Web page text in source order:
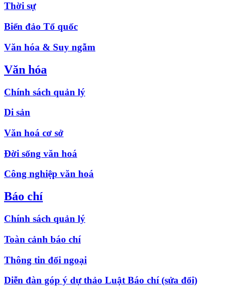
Thời sự
Biển đảo Tổ quốc
Văn hóa & Suy ngẫm
Văn hóa
Chính sách quản lý
Di sản
Văn hoá cơ sở
Đời sống văn hoá
Công nghiệp văn hoá
Báo chí
Chính sách quản lý
Toàn cảnh báo chí
Thông tin đối ngoại
Diễn đàn góp ý dự thảo Luật Báo chí (sửa đổi)